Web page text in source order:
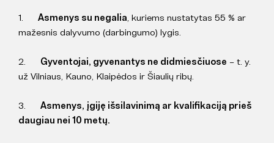
1. Asmenys su negalia, kuriems nustatytas 55 % ar
mažesnis dalyvumo (darbingumo) lygis.
2. Gyventojai, gyvenantys ne didmiesčiuose – t. y.
už Vilniaus, Kauno, Klaipėdos ir Šiaulių ribų.
3. Asmenys, įgiję išsilavinimą ar kvalifikaciją prieš
daugiau nei 10 metų.